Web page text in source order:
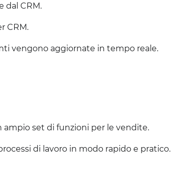
dal CRM.
CRM.
vengono aggiornate in tempo reale.
set di funzioni per le vendite.
di lavoro in modo rapido e pratico.